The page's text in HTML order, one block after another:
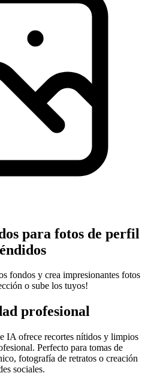
para fotos de perfil
fondos y crea impresionantes fotos
o sube los tuyos!
profesional
IA ofrece recortes nítidos y limpios
Perfecto para tomas de
fotografía de retratos o creación
sociales.